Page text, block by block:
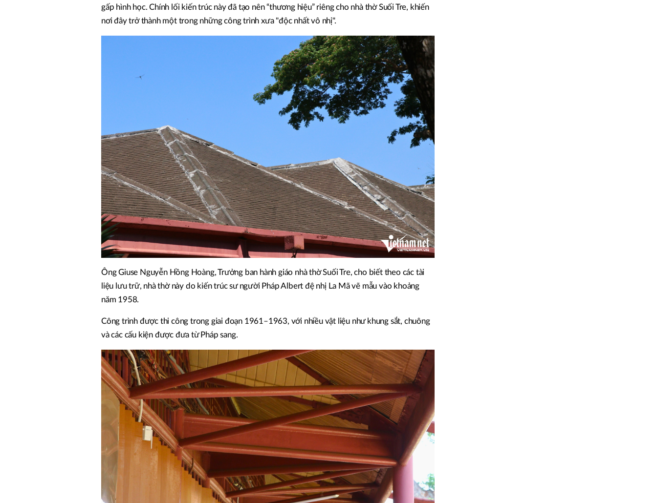
gấp hình học. Chính lối kiến trúc này đã tạo nên “thương hiệu” riêng cho nhà thờ Suối Tre, khiến
nơi đây trở thành một trong những công trình xưa "độc nhất vô nhị".
Ông Giuse Nguyễn Hồng Hoàng, Trưởng ban hành giáo nhà thờ Suối Tre, cho biết theo các tài
liệu lưu trữ, nhà thờ này do kiến trúc sư người Pháp Albert đệ nhị La Mã vẽ mẫu vào khoảng
năm 1958.
Công trình được thi công trong giai đoạn 1961–1963, với nhiều vật liệu như khung sắt, chuông
và các cấu kiện được đưa từ Pháp sang.